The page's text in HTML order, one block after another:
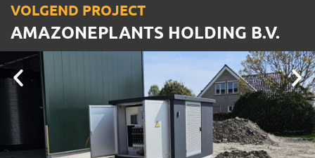
VOLGEND PROJECT
AMAZONEPLANTS HOLDING B.V.